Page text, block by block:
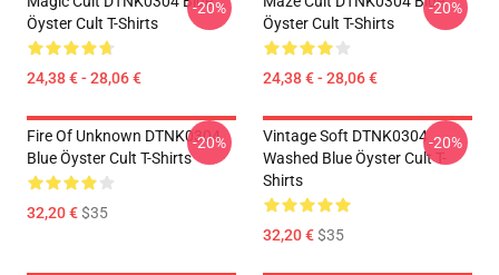
Öyster Cult T-Shirts
24,38 € - 28,06 €
-20%
Öyster Cult T-Shirts
24,38 € - 28,06 €
-20%
Fire Of Unknown DTNK0304
Blue Öyster Cult T-Shirts
32,20 €$35
-20%
Vintage Soft DTNK0304
Washed Blue Öyster Cult T-
Shirts
32,20 €$35
-20%